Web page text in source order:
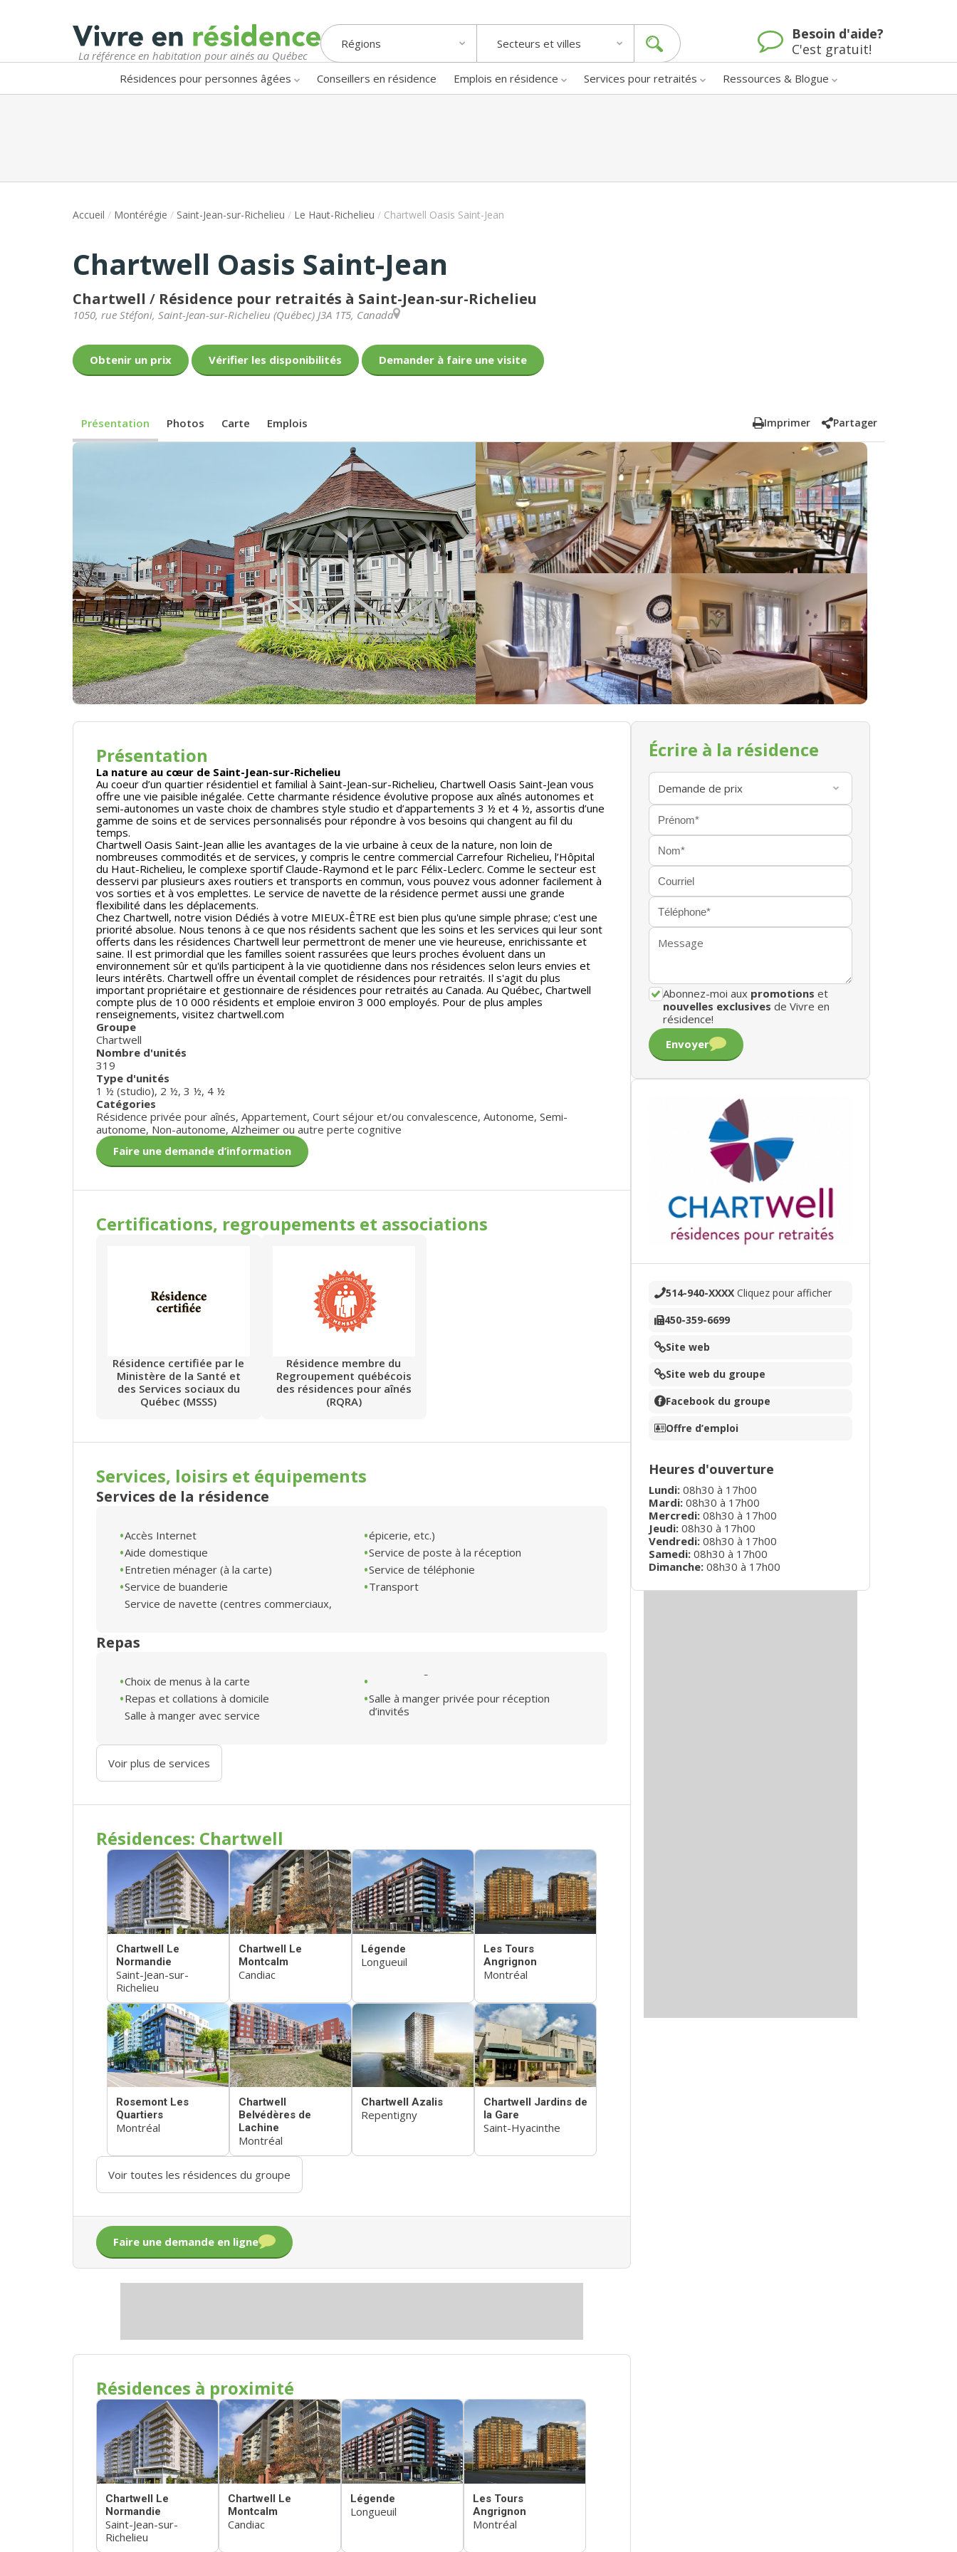
La référence en habitation pour ainés au Québec
Régions Secteurs et villes
Besoin d'aide?
C'est gratuit!
Résidences pour personnes âgées Conseillers en résidence Emplois en résidence Services pour retraités Ressources & Blogue
Accueil / Montérégie / Saint-Jean-sur-Richelieu / Le Haut-Richelieu / Chartwell Oasis Saint-Jean
Chartwell Oasis Saint-Jean
Chartwell / Résidence pour retraités à Saint-Jean-sur-Richelieu
1050, rue Stéfoni, Saint-Jean-sur-Richelieu (Québec) J3A 1T5, Canada
Obtenir un prix Vérifier les disponibilités Demander à faire une visite
Présentation Photos Carte Emplois Imprimer Partager
Présentation
La nature au cœur de Saint-Jean-sur-Richelieu
Au coeur d’un quartier résidentiel et familial à Saint-Jean-sur-Richelieu, Chartwell Oasis Saint-Jean vous
offre une vie paisible inégalée. Cette charmante résidence évolutive propose aux aînés autonomes et
semi-autonomes un vaste choix de chambres style studio et d’appartements 3 ½ et 4 ½, assortis d’une
gamme de soins et de services personnalisés pour répondre à vos besoins qui changent au fil du
temps.
Chartwell Oasis Saint-Jean allie les avantages de la vie urbaine à ceux de la nature, non loin de
nombreuses commodités et de services, y compris le centre commercial Carrefour Richelieu, l’Hôpital
du Haut-Richelieu, le complexe sportif Claude-Raymond et le parc Félix-Leclerc. Comme le secteur est
desservi par plusieurs axes routiers et transports en commun, vous pouvez vous adonner facilement à
vos sorties et à vos emplettes. Le service de navette de la résidence permet aussi une grande
flexibilité dans les déplacements.
Chez Chartwell, notre vision Dédiés à votre MIEUX-ÊTRE est bien plus qu'une simple phrase; c'est une
priorité absolue. Nous tenons à ce que nos résidents sachent que les soins et les services qui leur sont
offerts dans les résidences Chartwell leur permettront de mener une vie heureuse, enrichissante et
saine. Il est primordial que les familles soient rassurées que leurs proches évoluent dans un
environnement sûr et qu'ils participent à la vie quotidienne dans nos résidences selon leurs envies et
leurs intérêts. Chartwell offre un éventail complet de résidences pour retraités. Il s'agit du plus
important propriétaire et gestionnaire de résidences pour retraités au Canada. Au Québec, Chartwell
compte plus de 10 000 résidents et emploie environ 3 000 employés. Pour de plus amples
renseignements, visitez chartwell.com
Groupe
Chartwell
Nombre d'unités
319
Type d'unités
1 ½ (studio), 2 ½, 3 ½, 4 ½
Catégories
Résidence privée pour aînés, Appartement, Court séjour et/ou convalescence, Autonome, Semi-
autonome, Non-autonome, Alzheimer ou autre perte cognitive
Faire une demande d’information
Certifications, regroupements et associations
Résidence certifiée par le
Ministère de la Santé et
des Services sociaux du
Québec (MSSS)
Résidence membre du
Regroupement québécois
des résidences pour aînés
(RQRA)
Services, loisirs et équipements
Services de la résidence
Accès Internet
Aide domestique
Entretien ménager (à la carte)
Service de buanderie
Service de navette (centres commerciaux,
épicerie, etc.)
Service de poste à la réception
Service de téléphonie
Transport
Repas
Choix de menus à la carte
Repas et collations à domicile
Salle à manger avec service
Salle à manger privée pour réception
d’invités
Voir plus de services
Résidences: Chartwell
Chartwell Le
Normandie
Saint-Jean-sur-
Richelieu
Chartwell Le
Montcalm
Candiac
Légende
Longueuil
Les Tours
Angrignon
Montréal
Rosemont Les
Quartiers
Montréal
Chartwell
Belvédères de
Lachine
Montréal
Chartwell Azalis
Repentigny
Chartwell Jardins de
la Gare
Saint-Hyacinthe
Voir toutes les résidences du groupe
Faire une demande en ligne
Résidences à proximité
Chartwell Le
Normandie
Saint-Jean-sur-
Richelieu
Chartwell Le
Montcalm
Candiac
Légende
Longueuil
Les Tours
Angrignon
Montréal
Écrire à la résidence
Abonnez-moi aux promotions et
nouvelles exclusives de Vivre en
résidence!
Envoyer
514-940-XXXX Cliquez pour afficher
450-359-6699
Site web
Site web du groupe
Facebook du groupe
Offre d’emploi
Heures d'ouverture
Lundi: 08h30 à 17h00
Mardi: 08h30 à 17h00
Mercredi: 08h30 à 17h00
Jeudi: 08h30 à 17h00
Vendredi: 08h30 à 17h00
Samedi: 08h30 à 17h00
Dimanche: 08h30 à 17h00